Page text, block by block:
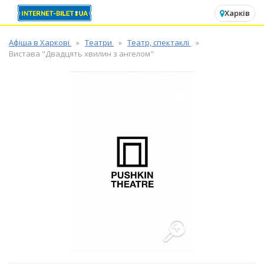
Харків
Афіша в Харкові Театри
Театр, спектаклі
Вистава "Двадцять хвилин з ангелом"